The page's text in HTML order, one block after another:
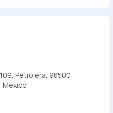
Petrolera, 96500
Mexico